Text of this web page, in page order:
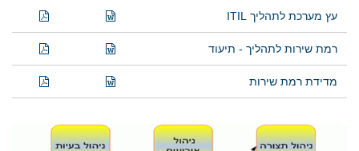
עץ מערכת לתהליך ITIL
רמת שירות לתהליך - תיעוד
מדידת רמת שירות